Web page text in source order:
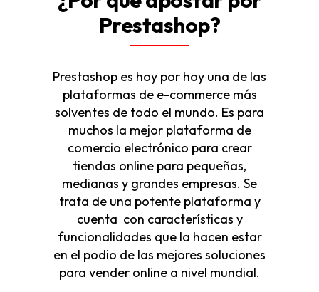
Prestashop?
Prestashop es hoy por hoy una de las
plataformas de e-commerce más
solventes de todo el mundo. Es para
muchos la mejor plataforma de
comercio electrónico para crear
tiendas online para pequeñas,
medianas y grandes empresas. Se
trata de una potente plataforma y
cuenta con características y
funcionalidades que la hacen estar
en el podio de las mejores soluciones
para vender online a nivel mundial.